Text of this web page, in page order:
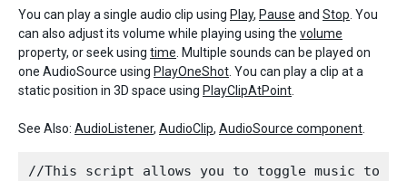
You can play a single audio clip using Play, Pause and Stop . You
can also adjust its volume while playing using the volume
property, or seek using time . Multiple sounds can be played on
one AudioSource using PlayOneShot . You can play a clip at a
static position in 3D space using PlayClipAtPoint
See Also: AudioListener, AudioClip, AudioSource component
//This script allows you to toggle music to